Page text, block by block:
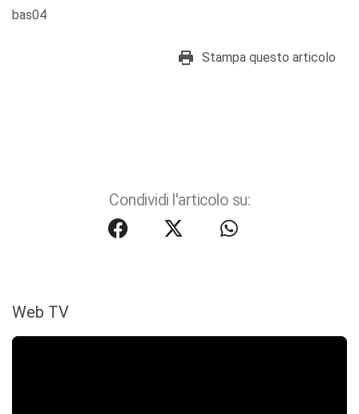
bas04
Stampa questo articolo
Condividi l'articolo su:
Web TV